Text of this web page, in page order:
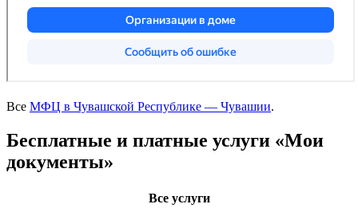
Все МФЦ в Чувашской Республике — Чувашии.
Бесплатные и платные услуги «Мои
документы»
Все услуги